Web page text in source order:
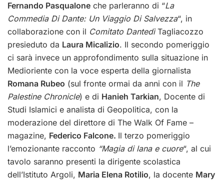
Fernando Pasqualone che parleranno di “La
Commedia Di Dante: Un Viaggio Di Salvezza“, in
collaborazione con il Comitato DantedìTagliacozzo
presieduto da Laura Micalizio. Il secondo pomeriggio
ci sarà invece un approfondimento sulla situazione in
Medioriente con la voce esperta della giornalista
Romana Rubeo (sul fronte ormai da anni con il The
Palestine Chronicle) e di Hanieh Tarkian, Docente di
Studi Islamici e analista di Geopolitica, con la
moderazione del direttore di The Walk Of Fame –
magazine, Federico Falcone. Il terzo pomeriggio
l’emozionante racconto “Magia di lana e cuore“, al cui
tavolo saranno presenti la dirigente scolastica
dell’Istituto Argoli, Maria Elena Rotilio, la docente Mary